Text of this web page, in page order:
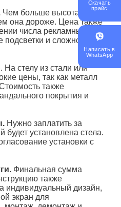
Чем больше высота и
она дороже. Цена также
числа рекламных
подсветки и сложном
. На стелу из стали или
цены, так как металл
также
покрытия и
Нужно заплатить за
будет установлена стела.
установки с
Финальная сумма
также
индивидуальный дизайн,
экран для
Скачать
прайс
Написать в
WhatsApp